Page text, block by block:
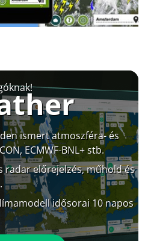
ismert atmoszféra- és
ECMWF-BNL+ stb.
radar előrejelzés, műhold és
idősorai 10 napos